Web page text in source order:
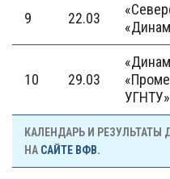
9 22.03
10 29.03
УГНТУ»
КАЛЕНДАРЬ И
НА САЙТЕ ВФВ.